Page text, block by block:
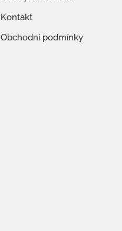
Kontakt
Obchodní podmínky